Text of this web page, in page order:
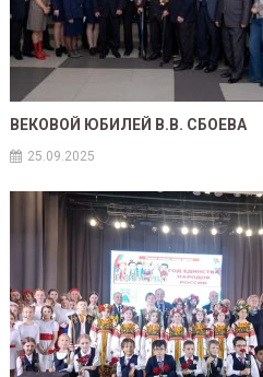
ВЕКОВОЙ ЮБИЛЕЙ В.В. СБОЕВА
25.09.2025